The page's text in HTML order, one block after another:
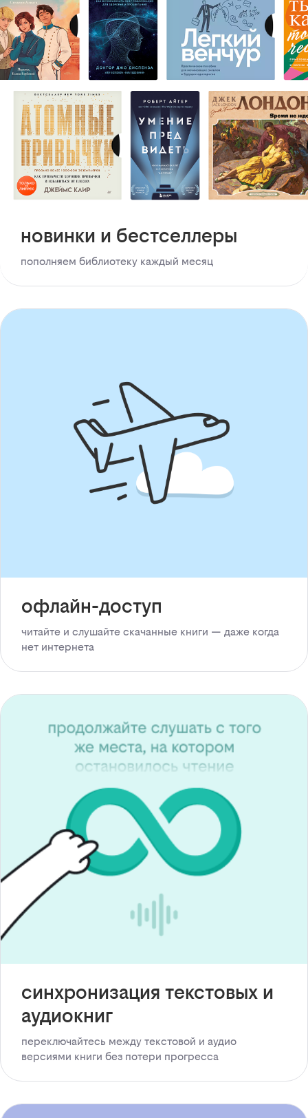
новинки и бестселлеры
пополняем библиотеку каждый месяц
офлайн-доступ
читайте и слушайте скачанные книги — даже когда
нет интернета
синхронизация текстовых и
аудиокниг
переключайтесь между текстовой и аудио
версиями книги без потери прогресса